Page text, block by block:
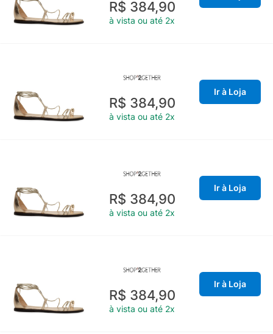
R$ 384,90
à vista ou até 2x
R$ 384,90
à vista ou até 2x
Ir à Loja
R$ 384,90
à vista ou até 2x
Ir à Loja
R$ 384,90
à vista ou até 2x
Ir à Loja